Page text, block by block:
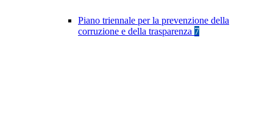
Piano triennale per la prevenzione della
corruzione e della trasparenza 7